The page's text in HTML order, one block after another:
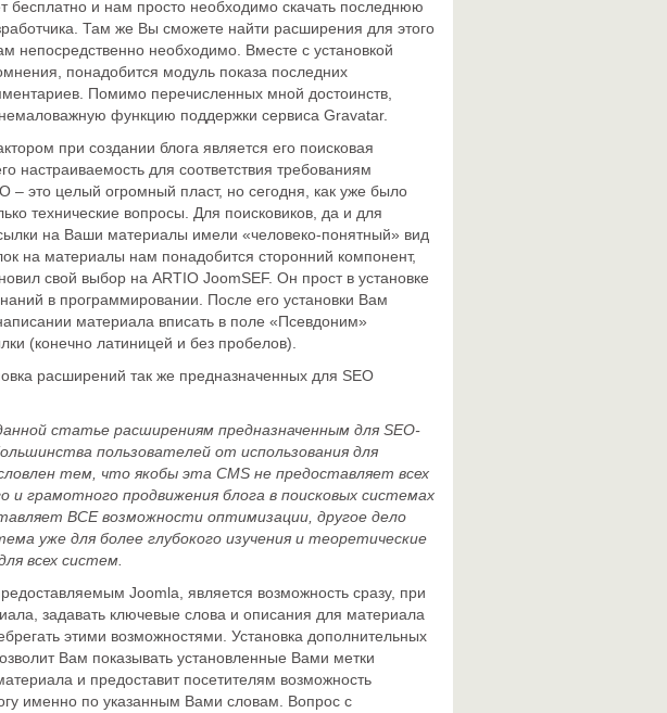
бесплатно и нам просто необходимо скачать последнюю
Там же Вы сможете найти расширения для этого
непосредственно необходимо. Вместе с установкой
понадобится модуль показа последних
Помимо перечисленных мной достоинств,
функцию поддержки сервиса Gravatar.
при создании блога является его поисковая
настраиваемость для соответствия требованиям
– это целый огромный пласт, но сегодня, как уже было
технические вопросы. Для поисковиков, да и для
на Ваши материалы имели «человеко-понятный» вид
на материалы нам понадобится сторонний компонент,
свой выбор на ARTIO JoomSEF. Он прост в установке
в программировании. После его установки Вам
материала вписать в поле «Псевдоним»
(конечно латиницей и без пробелов).
расширений так же предназначенных для SEO
статье расширениям предназначенным для SEO-
пользователей от использования для
тем, что якобы эта CMS не предоставляет всех
и грамотного продвижения блога в поисковых системах
ВСЕ возможности оптимизации, другое дело
уже для более глубокого изучения и теоретические
всех систем.
Joomla, является возможность сразу, при
задавать ключевые слова и описания для материала
этими возможностями. Установка дополнительных
Вам показывать установленные Вами метки
и предоставит посетителям возможность
именно по указанным Вами словам. Вопрос с